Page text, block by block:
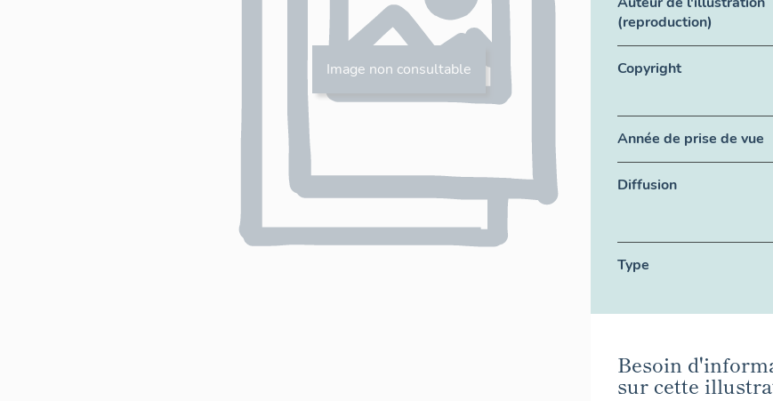
Image non consultable
(reproduction)
Copyright
Année de prise de vue
Diffusion
Type
Besoin
sur cette